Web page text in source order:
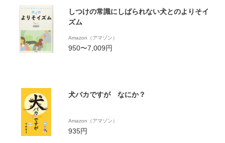
しつけの常識にしばられない犬とのよりそイ
ズム
Amazon（アマゾン）
950〜7,009円
犬バカですが なにか？
Amazon（アマゾン）
935円